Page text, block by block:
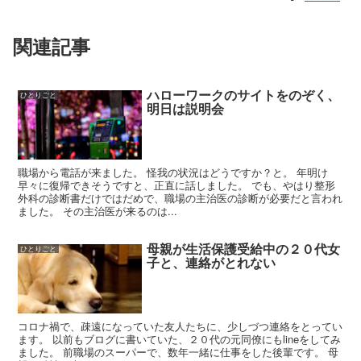
関連記事
ひとりごと ハローワークのサイトをのぞく、
明日は説明会
職場から電話が来ました。 怪我の状況はどうですか？と。 年明け
早々に復帰できそうですと、正直に話しました。 でも、やはり整形
外科の診断書だけではだめで、職場の主治医の診断が必要だと言われ
ました。 その主治医が来るのは...
ひとりごと 母親が生活保護受給中の２０代女
子と、連絡がとれない
コロナ禍で、疎遠になっていた友人たちに、少しづつ連絡をとってい
ます。 以前もブログに書いていた、２０代の元同僚にもlineをしてみ
ました。 前職場のスーパーで、数年一緒に仕事をした後輩です。 母